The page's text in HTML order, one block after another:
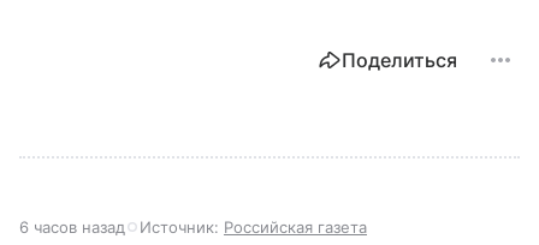
Поделиться
6 часов назад Источник: Российская газета